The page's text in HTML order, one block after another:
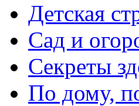
Детская
Сад и
Секреты
По дому,